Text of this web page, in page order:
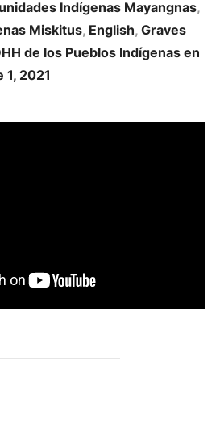
Indí­genas Mayangnas,
Miskitus, English, Graves
de los Pueblos Indí­genas en
1, 2021